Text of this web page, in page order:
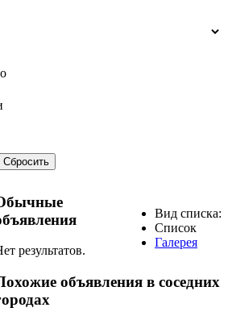
Сбросить
Вид списка:
Список
Галерея
результатов.
объявления в соседних